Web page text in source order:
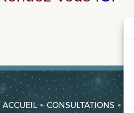
ACCUEIL CONSULTATIONS